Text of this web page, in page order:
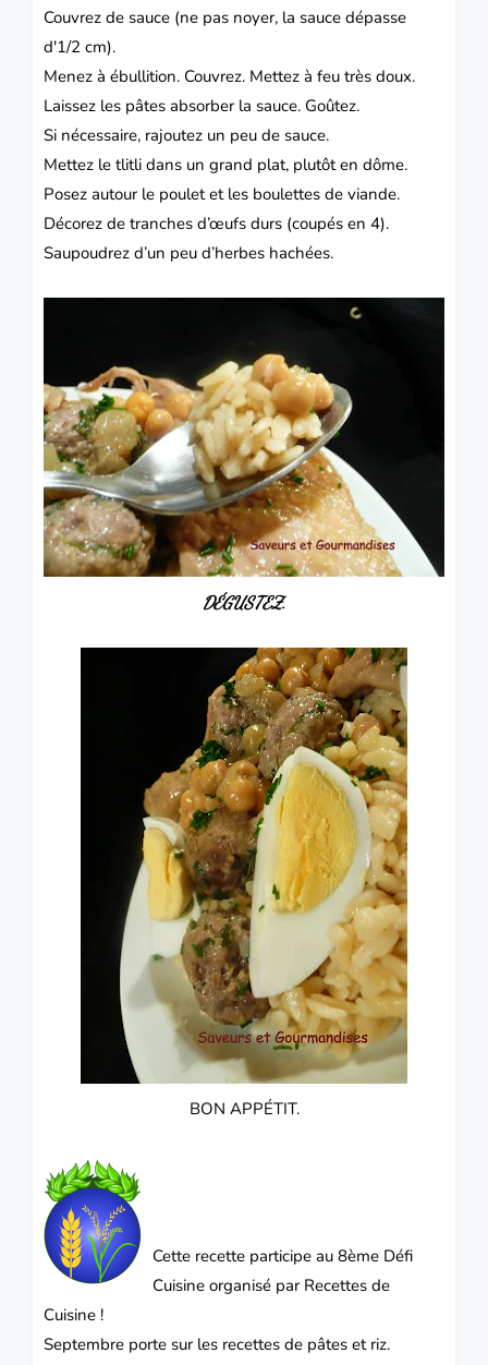
Couvrez de sauce (ne pas noyer, la sauce dépasse
d'1/2 cm).
Menez à ébullition. Couvrez. Mettez à feu très doux.
Laissez les pâtes absorber la sauce. Goûtez.
Si nécessaire, rajoutez un peu de sauce.
Mettez le tlitli dans un grand plat, plutôt en dôme.
Posez autour le poulet et les boulettes de viande.
Décorez de tranches d’œufs durs (coupés en 4).
Saupoudrez d’un peu d’herbes hachées.
DÉGUSTEZ.
BON APPÉTIT.
Cette recette participe au 8ème Défi
Cuisine organisé par Recettes de
Cuisine !
Septembre porte sur les recettes de pâtes et riz.